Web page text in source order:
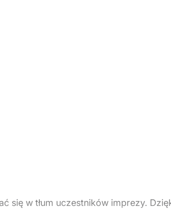
się w tłum uczestników imprezy.